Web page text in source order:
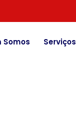
Somos Serviços